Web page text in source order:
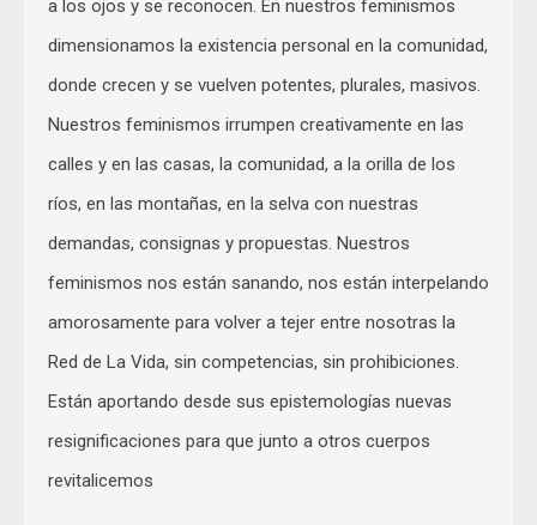
a los ojos y se reconocen. En nuestros feminismos
dimensionamos la existencia personal en la comunidad,
donde crecen y se vuelven potentes, plurales, masivos.
Nuestros feminismos irrumpen creativamente en las
calles y en las casas, la comunidad, a la orilla de los
ríos, en las montañas, en la selva con nuestras
demandas, consignas y propuestas. Nuestros
feminismos nos están sanando, nos están interpelando
amorosamente para volver a tejer entre nosotras la
Red de La Vida, sin competencias, sin prohibiciones.
Están aportando desde sus epistemologías nuevas
resignificaciones para que junto a otros cuerpos
revitalicemos